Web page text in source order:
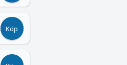
Köp